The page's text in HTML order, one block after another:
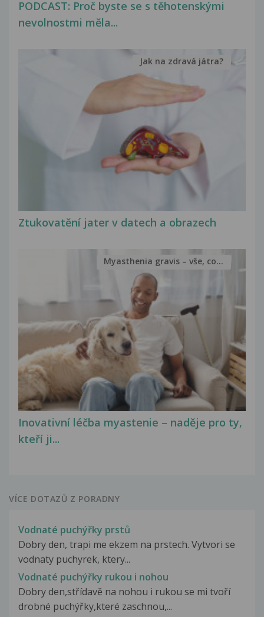
PODCAST: Proč byste se s těhotenskými
nevolnostmi měla...
Ztukovatění jater v datech a obrazech
Jak na zdravá játra?
Inovativní léčba myastenie – naděje pro ty,
kteří ji...
Myasthenia gravis – vše, co...
VÍCE DOTAZŮ Z PORADNY
Vodnaté puchýřky prstů
Dobry den, trapi me ekzem na prstech. Vytvori se
vodnaty puchyrek, ktery...
Vodnaté puchýřky rukou i nohou
Dobry den,střídavě na nohou i rukou se mi tvoří
drobné puchýřky,které zaschnou,...